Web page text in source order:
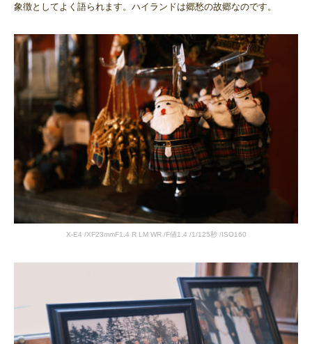
象徴としてよく語られます。ハイランドは郷愁の故郷なのです。
X-E4 /XF23mmF1.4 R LM WR /F値1.4 /1/125秒 /ISO160